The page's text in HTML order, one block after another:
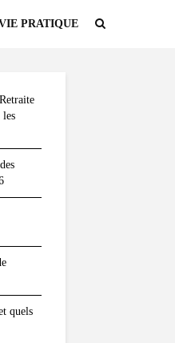
PRATIQUE
les
quels